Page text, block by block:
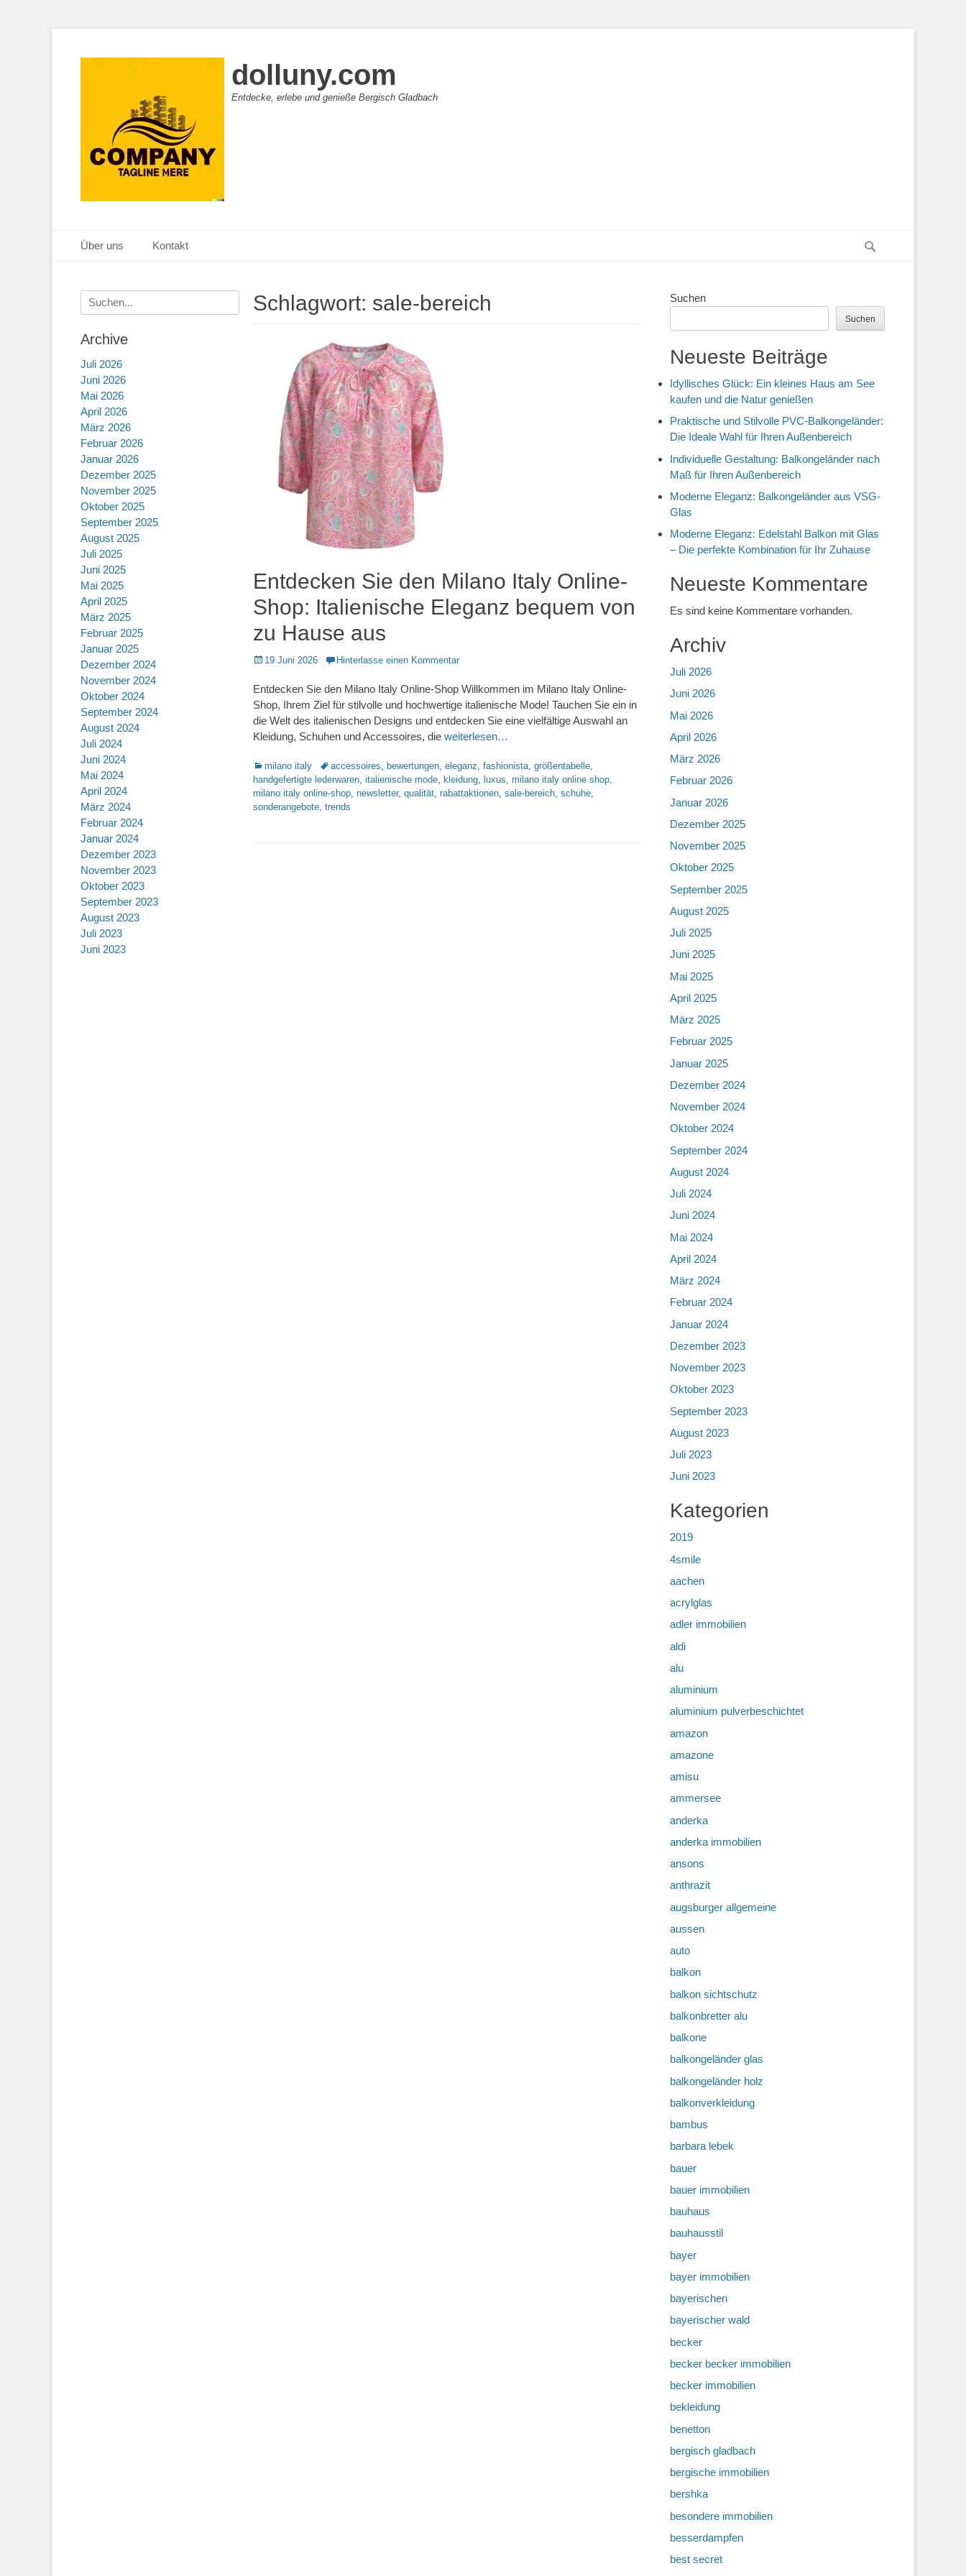
dolluny.com
Entdecke, erlebe und genieße Bergisch Gladbach
Primäres Menü
Zum
Inhalt
Über uns Kontakt
Schlagwort: sale-bereich
Entdecken Sie den Milano Italy Online-
Shop: Italienische Eleganz bequem von
zu Hause aus
Posted
19 Juni 2026 Hinterlasse einen Kommentar
Entdecken Sie den Milano Italy Online-Shop Willkommen im Milano Italy Online-
Shop, Ihrem Ziel für stilvolle und hochwertige italienische Mode! Tauchen Sie ein in
die Welt des italienischen Designs und entdecken Sie eine vielfältige Auswahl an
Kleidung, Schuhen und Accessoires, die weiterlesen…
Kategorien
milano italy Schlagworte
accessoires, bewertungen, eleganz, fashionista, größentabelle,
handgefertigte lederwaren, italienische mode, kleidung, luxus, milano italy online shop,
milano italy online-shop, newsletter, qualität, rabattaktionen, sale-bereich, schuhe,
sonderangebote, trends
Suchen
Suchen
Neueste Beiträge
Idyllisches Glück: Ein kleines Haus am See
kaufen und die Natur genießen
Praktische und Stilvolle PVC-Balkongeländer:
Die Ideale Wahl für Ihren Außenbereich
Individuelle Gestaltung: Balkongeländer nach
Maß für Ihren Außenbereich
Moderne Eleganz: Balkongeländer aus VSG-
Glas
Moderne Eleganz: Edelstahl Balkon mit Glas
– Die perfekte Kombination für Ihr Zuhause
Neueste Kommentare
Es sind keine Kommentare vorhanden.
Archiv
Juli 2026
Juni 2026
Mai 2026
April 2026
März 2026
Februar 2026
Januar 2026
Dezember 2025
November 2025
Oktober 2025
September 2025
August 2025
Juli 2025
Juni 2025
Mai 2025
April 2025
März 2025
Februar 2025
Januar 2025
Dezember 2024
November 2024
Oktober 2024
September 2024
August 2024
Juli 2024
Juni 2024
Mai 2024
April 2024
März 2024
Februar 2024
Januar 2024
Dezember 2023
November 2023
Oktober 2023
September 2023
August 2023
Juli 2023
Juni 2023
Kategorien
2019
4smile
aachen
acrylglas
adler immobilien
aldi
alu
aluminium
aluminium pulverbeschichtet
amazon
amazone
amisu
ammersee
anderka
anderka immobilien
ansons
anthrazit
augsburger allgemeine
aussen
auto
balkon
balkon sichtschutz
balkonbretter alu
balkone
balkongeländer glas
balkongeländer holz
balkonverkleidung
bambus
barbara lebek
bauer
bauer immobilien
bauhaus
bauhausstil
bayer
bayer immobilien
bayerischen
bayerischer wald
becker
becker becker immobilien
becker immobilien
bekleidung
benetton
bergisch gladbach
bergische immobilien
bershka
besondere immobilien
besserdampfen
best secret
Suche
nach:
Archive
Juli 2026
Juni 2026
Mai 2026
April 2026
März 2026
Februar 2026
Januar 2026
Dezember 2025
November 2025
Oktober 2025
September 2025
August 2025
Juli 2025
Juni 2025
Mai 2025
April 2025
März 2025
Februar 2025
Januar 2025
Dezember 2024
November 2024
Oktober 2024
September 2024
August 2024
Juli 2024
Juni 2024
Mai 2024
April 2024
März 2024
Februar 2024
Januar 2024
Dezember 2023
November 2023
Oktober 2023
September 2023
August 2023
Juli 2023
Juni 2023